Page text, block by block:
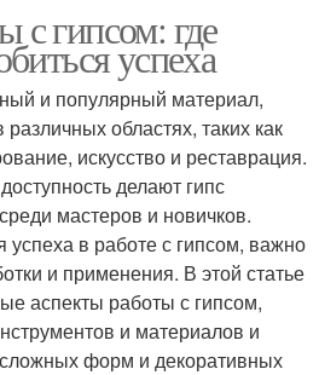
с гипсом: где
успеха
и популярный материал,
областях, таких как
искусство и реставрация.
делают гипс
мастеров и новичков.
успеха в работе с гипсом, важно
и применения. В этой статье
аспекты работы с гипсом,
и материалов и
форм и декоративных